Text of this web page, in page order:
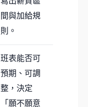
間與加給規
則。
班表能否可
預期、可調
整，決定
「願不願意